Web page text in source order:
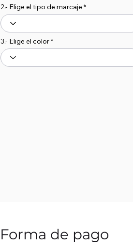
2.- Elige el tipo de marcaje
3.- Elige el color
Forma de pago